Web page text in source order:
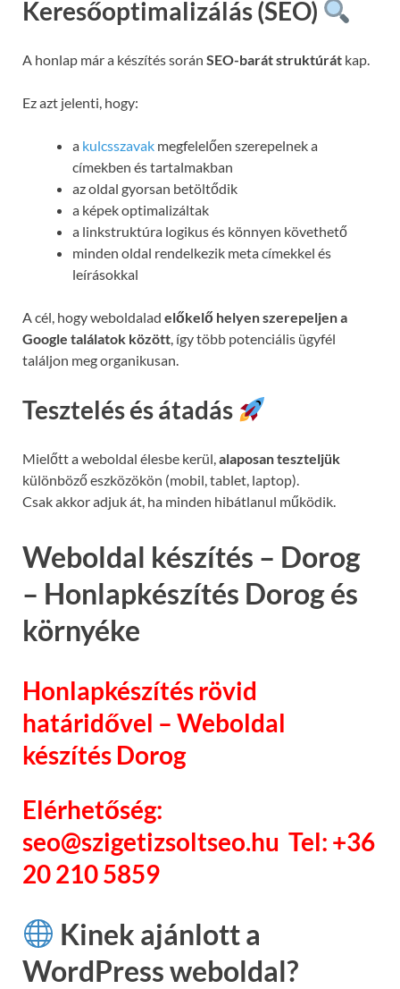
Keresőoptimalizálás (SEO)
A honlap már a készítés során SEO-barát struktúrát kap.
Ez azt jelenti, hogy:
a kulcsszavak megfelelően szerepelnek a
címekben és tartalmakban
az oldal gyorsan betöltődik
a képek optimalizáltak
a linkstruktúra logikus és könnyen követhető
minden oldal rendelkezik meta címekkel és
leírásokkal
A cél, hogy weboldalad előkelő helyen szerepeljen a
Google találatok között, így több potenciális ügyfél
találjon meg organikusan.
Tesztelés és átadás
Mielőtt a weboldal élesbe kerül,alaposan teszteljük
különböző eszközökön (mobil, tablet, laptop).
Csak akkor adjuk át, ha minden hibátlanul működik.
Weboldal készítés – Dorog
– Honlapkészítés Dorog és
környéke
Honlapkészítés rövid
határidővel – Weboldal
készítés Dorog
Elérhetőség:
seo@szigetizsoltseo.hu Tel: +36
20 210 5859
Kinek ajánlott a
WordPress weboldal?